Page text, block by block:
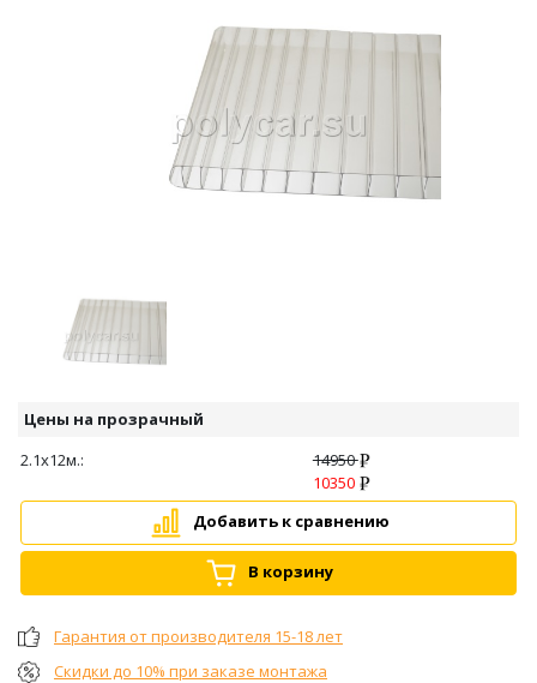
Предыдущий
Цены на прозрачный
2.1х12м.:
14950
10350
Добавить к сравнению
В корзину
Гарантия от производителя 15-18 лет
Скидки до 10% при заказе монтажа